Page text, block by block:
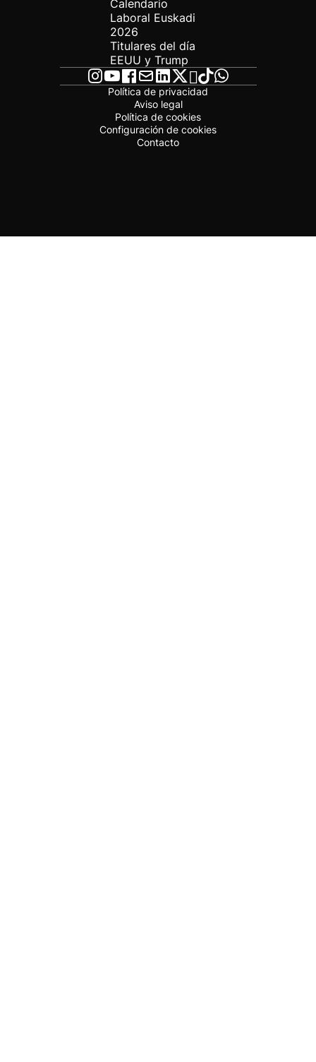
Calendario
Laboral Euskadi
2026
Titulares del día
EEUU y Trump
Política de privacidad
Aviso legal
Política de cookies
Configuración de cookies
Contacto